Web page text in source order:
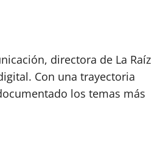
directora de La Raíz
Con una trayectoria
los temas más